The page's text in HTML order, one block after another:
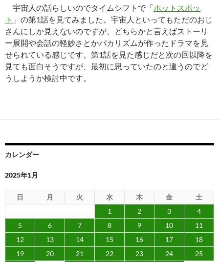
宇宙人の話らしいのでタイムシフトで「ホットスポッ
ト 」の第1話を見てみました。宇宙人といってもただのおじ
さんにしか見えないのですが、どちらかと言えばストーリ
ー展開や会話の軽妙さとかバカリズムが作ったドラマを見
せられている感じです。第1話を見た感じだと次の回以降を
見ても面白そうですが、最初に思っていたのと違うのでど
うしようか検討中です。
カレンダー
2025年1月
日 月 火 水 木 金
土
1
2 3
4
5
6 7 8 9 10
11
12
13 14 15 16 17
18
19
20 21 22 23 24
25